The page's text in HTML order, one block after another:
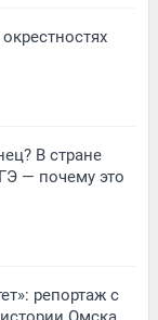
В стране
— почему это
репортаж с